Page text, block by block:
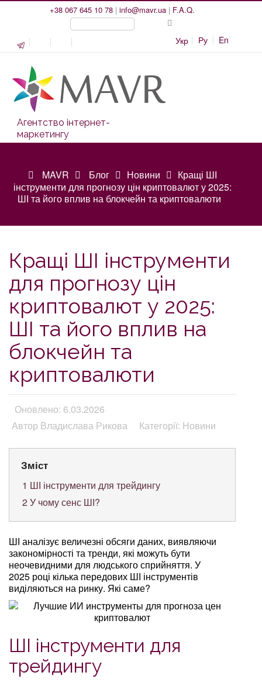
+38 067 645 10 78 | info@mavr.ua | F.A.Q.
Укр Ру En
Агентство інтернет-
маркетингу
MAVR Блог Новини
Кращі ШІ
інструменти для прогнозу цін криптовалют у 2025:
ШІ та його вплив на блокчейн та криптовалюти
Кращі ШІ інструменти
для прогнозу цін
криптовалют у 2025:
ШІ та його вплив на
блокчейн та
криптовалюти
Оновлено: 6.03.2026
Автор Владислава Рикова
Категорії: Новини
Зміст
1 ШІ інструменти для трейдингу
2У чому сенс ШІ?
ШІ аналізує величезні обсяги даних, виявляючи
закономірності та тренди, які можуть бути
неочевидними для людського сприйняття. У
2025 році кілька передових ШІ інструментів
виділяються на ринку. Які саме?
ШІ інструменти для
трейдингу